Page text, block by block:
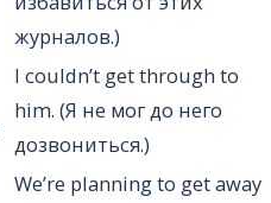
журналов.)
I couldn’t get through to
him. (Я не мог до него
дозвониться.)
We’re planning to get away